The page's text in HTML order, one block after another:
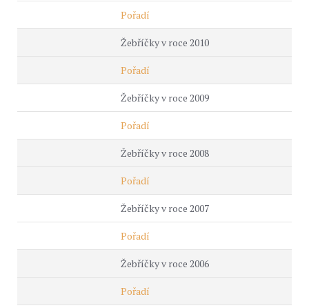
Pořadí
Žebříčky v roce 2010
Pořadí
Žebříčky v roce 2009
Pořadí
Žebříčky v roce 2008
Pořadí
Žebříčky v roce 2007
Pořadí
Žebříčky v roce 2006
Pořadí